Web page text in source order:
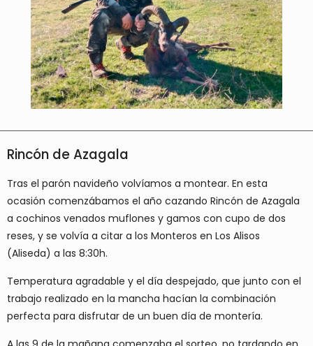
Rincón de Azagala
Tras el parón navideño volvíamos a montear. En esta
ocasión comenzábamos el año cazando Rincón de Azagala
a cochinos venados muflones y gamos con cupo de dos
reses, y se volvía a citar a los Monteros en Los Alisos
(Aliseda) a las 8:30h.
Temperatura agradable y el día despejado, que junto con el
trabajo realizado en la mancha hacían la combinación
perfecta para disfrutar de un buen día de montería.